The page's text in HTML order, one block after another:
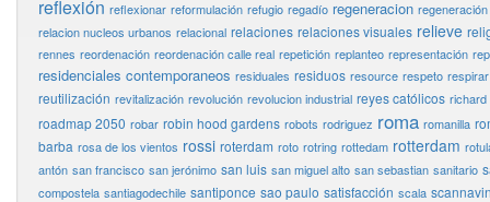
reflexión reflexionar reformulación refugio regadío regeneracion
relacion nucleos urbanos relacional relaciones relaciones visuales relieve
rennes reordenación reordenación calle real repetición replanteo representación
residenciales contemporaneos residuales residuos resource respeto respirar
reutilización revitalización revolución revolucion industrial reyes católicos
roadmap 2050 robar robin hood gardens robots rodriguez roma romanilla
barba rosa de los vientos rossi roterdam roto rotring rottedam rotterdam
antón san francisco san jerónimo san luis san miguel alto san sebastian sanitario
compostela santiagodechile santiponce sao paulo satisfacción scala